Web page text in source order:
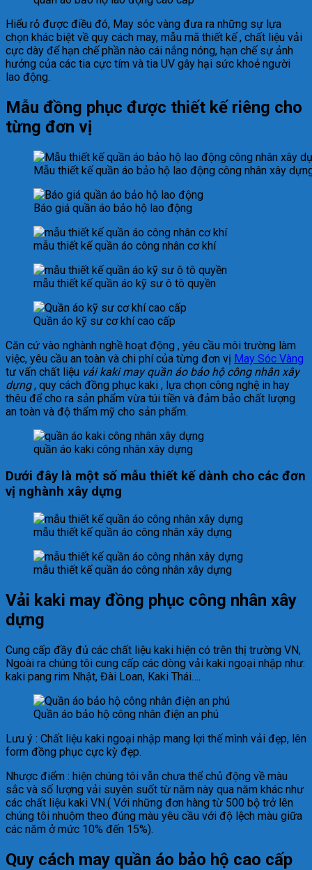
Hiểu rỏ được điều đó, May sóc vàng đưa ra những sự lựa
chọn khác biệt về quy cách may, mẫu mã thiết kế , chất liệu vải
cực dày để hạn chế phần nào cái nắng nóng, hạn chế sự ảnh
hưởng của các tia cực tím và tia UV gây hại sức khoẻ người
lao động.
Mẫu đồng phục được thiết kế riêng cho
từng đơn vị
Mẫu thiết kế quần áo bảo hộ lao động công nhân xây
Báo giá quần áo bảo hộ lao động
mẫu thiết kế quần áo công nhân cơ khí
mẫu thiết kế quần áo kỹ sư ô tô quyền
Quần áo kỹ sư cơ khí cao cấp
Căn cứ vào nghành nghề hoạt động , yêu cầu môi trường làm
việc, yêu cầu an toàn và chi phí của từng đơn vị May Sóc Vàng
tư vấn chất liệu vải kaki may quần áo bảo hộ công nhân xây
dựng, quy cách đồng phục kaki , lựa chọn công nghệ in hay
thêu để cho ra sản phẩm vừa túi tiền và đảm bảo chất lượng
an toàn và độ thẩm mỹ cho sản phẩm.
quần áo kaki công nhân xây dựng
Dưới đây là một số mẫu thiết kế dành cho các đơn
vị nghành xây dựng
mẫu thiết kế quần áo công nhân xây dựng
mẫu thiết kế quần áo công nhân xây dựng
Vải kaki may đồng phục công nhân xây
dựng
Cung cấp đầy đủ các chất liệu kaki hiện có trên thị trường VN,
Ngoài ra chúng tôi cung cấp các dòng vải kaki ngoại nhập như:
kaki pang rim Nhật, Đài Loan, Kaki Thái….
Quần áo bảo hộ công nhân điện an phú
Lưu ý : Chất liệu kaki ngoại nhập mang lợi thế mình vải đẹp, lên
form đồng phục cực kỳ đẹp.
Nhược điểm : hiện chúng tôi vẫn chưa thể chủ động về màu
sắc và số lượng vải suyên suốt từ năm này qua năm khác như
các chất liệu kaki VN.( Với những đơn hàng từ 500 bộ trở lên
chúng tôi nhuộm theo đúng màu yêu cầu với độ lệch màu giữa
các năm ở mức 10% đến 15%).
Quy cách may quần áo bảo hộ cao cấp